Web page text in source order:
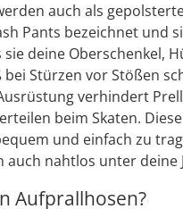
auch als
Pants bezeichnet und
deine Oberschenkel,
bei Stürzen vor Stößen
verhindert
beim Skaten.
und einfach zu
auch nahtlos unter deine
Aufprallhosen?